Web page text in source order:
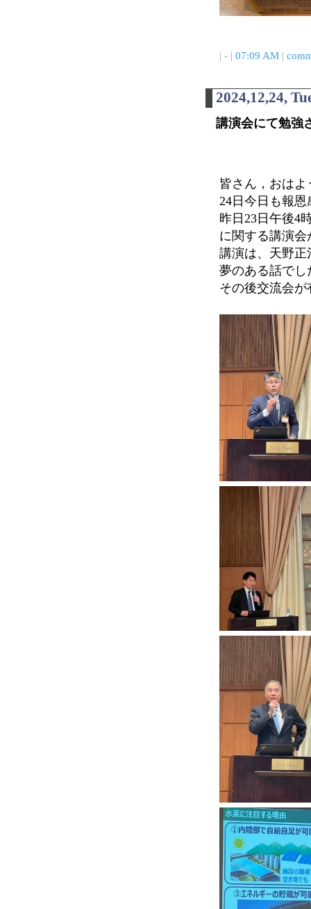
| - | 07:09 AM|
2024,12,24,
講演会にて勉強
皆さん，おは
24日今日も報
昨日23日午後4
に関する講演
講演は、天野
夢のある話でし
その後交流会